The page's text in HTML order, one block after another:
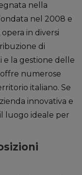
nella
nel 2008 e
in diversi
di
e la gestione delle
numerose
italiano. Se
innovativa e
luogo ideale per